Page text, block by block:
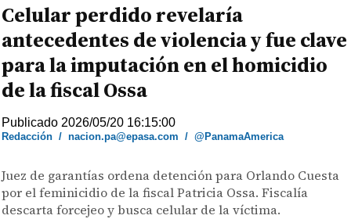
Celular perdido revelaría
antecedentes de violencia y fue clave
para la imputación en el homicidio
de la fiscal Ossa
Publicado 2026/05/20 16:15:00
Redacción /nacion.pa@epasa.com /@PanamaAmerica
Juez de garantías ordena detención para Orlando Cuesta
por el feminicidio de la fiscal Patricia Ossa. Fiscalía
descarta forcejeo y busca celular de la víctima.